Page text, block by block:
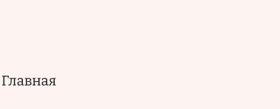
Основная
Главная